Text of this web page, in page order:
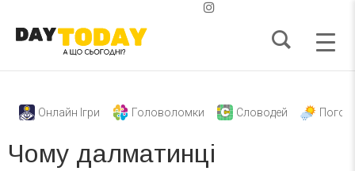
Онлайн Ігри Головоломки Словодей
Чому далматинці